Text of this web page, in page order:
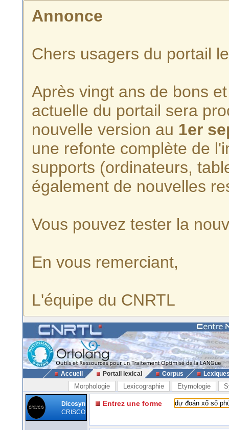
Annonce
Chers usagers du portail
Après vingt ans de bons
actuelle du portail sera
nouvelle version au 1er
une refonte complète de
supports (ordinateurs,
également de nouvelles
Vous pouvez tester la
En vous remerciant,
L'équipe du CNRTL
Accueil Portail lexical Corpus
Morphologie Lexicographie Etymologie
Dicosyn
CRISCO
Entrez une forme